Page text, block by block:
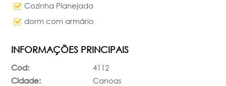
Cozinha Planejada
dorm com armário
INFORMAÇÕES PRINCIPAIS
Cod:
4112
Cidade:
Canoas